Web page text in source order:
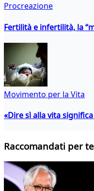
Procreazione
Fertilità e infertilità, la
Movimento per la Vita
«Dire sì alla vita
Raccomandati per te